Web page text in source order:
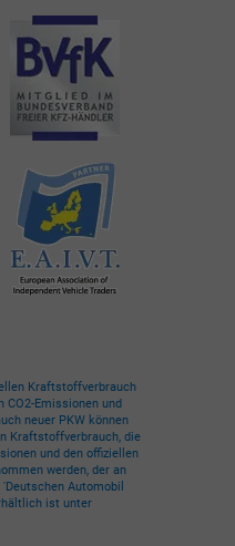
Kraftstoffverbrauch
CO2-Emissionen und
neuer PKW können
Kraftstoffverbrauch, die
und den offiziellen
werden, der an
Automobil
ist unter